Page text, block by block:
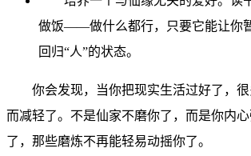
做饭——做什么都行，只要它能让你暂
回归“人”的状态。
你会发现，当你把现实生活过好了，很
而减轻了。不是仙家不磨你了，而是你内
了，那些磨炼不再能轻易动摇你了。